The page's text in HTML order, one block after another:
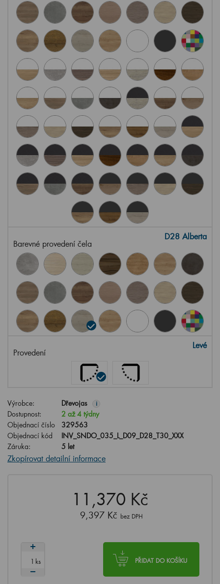
Barevné provedení čela
D28 Alberta
Provedení
Levé
Výrobce: Dřevojas i
Dostupnost:
2 až 4 týdny
Objednací číslo
329563
Objednací kód
INV_SNDO_035_L_D09_D28_T30_XXX
Záruka:
5 let
Zkopírovat detailní informace
11,370 Kč
9,397 Kč bez DPH
PŘIDAT DO KOŠÍKU
ks